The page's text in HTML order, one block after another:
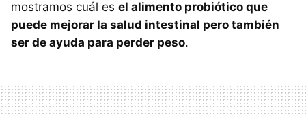
mostramos cuál es el alimento probiótico que
puede mejorar la salud intestinal pero también
ser de ayuda para perder peso.